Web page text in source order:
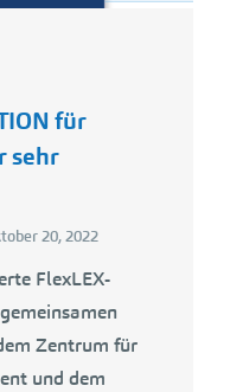
für
sehr
20, 2022
FlexLEX-
Zentrum für
und dem